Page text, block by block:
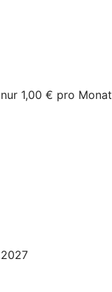
1,00 € pro Monat